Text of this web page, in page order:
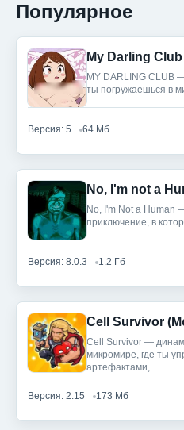
Популярное
My Darling Club
MY DARLING CLUB
ты погружаешься в
Версия: 5 64 Мб
No, I'm not a
No, I'm Not a Human
приключение, в
Версия: 8.0.3 1.2 Гб
Cell Survivor
Cell Survivor —
микромире, где ты
артефактами,
Версия: 2.15 173 Мб